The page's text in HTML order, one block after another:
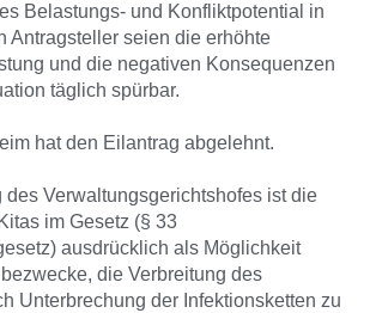
Belastungs- und Konfliktpotential in
Antragsteller seien die erhöhte
und die negativen Konsequenzen
täglich spürbar.
hat den Eilantrag abgelehnt.
des Verwaltungsgerichtshofes ist die
im Gesetz (§ 33
ausdrücklich als Möglichkeit
die Verbreitung des
Unterbrechung der Infektionsketten zu